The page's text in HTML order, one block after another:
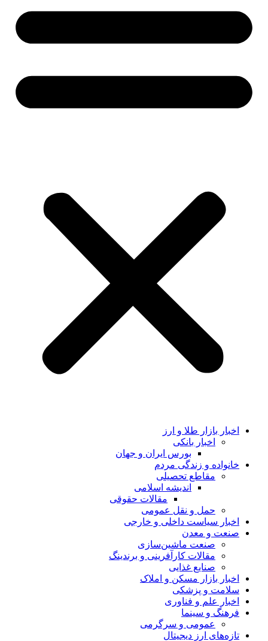
اخبار بازار طلا و ارز
اخبار بانکی
بورس ایران و جهان
خانواده و زندگی مردم
مقاطع تحصیلی
اندیشه اسلامی
مقالات حقوقی
حمل و نقل عمومی
اخبار سیاست داخلی و خارجی
صنعت و معدن
صنعت ماشین‌سازی
مقالات کارآفرینی و برندینگ
صنایع غذایی
اخبار بازار مسکن و املاک
سلامت و پزشکی
اخبار علم و فناوری
فرهنگ و سینما
عمومی و سرگرمی
تازه‌های ارز دیجیتال